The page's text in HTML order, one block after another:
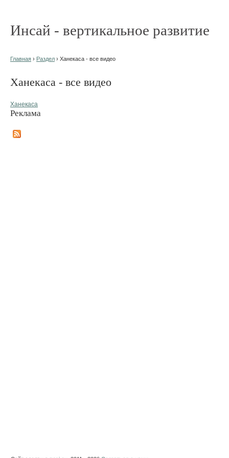
Инсай - вертикальное развитие
Главная › Раздел › Ханекаса - все видео
Ханекаса - все видео
Ханекаса
Реклама